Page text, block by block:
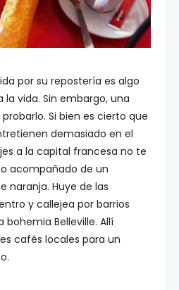
por su repostería es algo
vida. Sin embargo, una
Si bien es cierto que
demasiado en el
a la capital francesa no te
acompañado de un
naranja. Huye de las
y callejea por barrios
Belleville. Allí
cafés locales para un